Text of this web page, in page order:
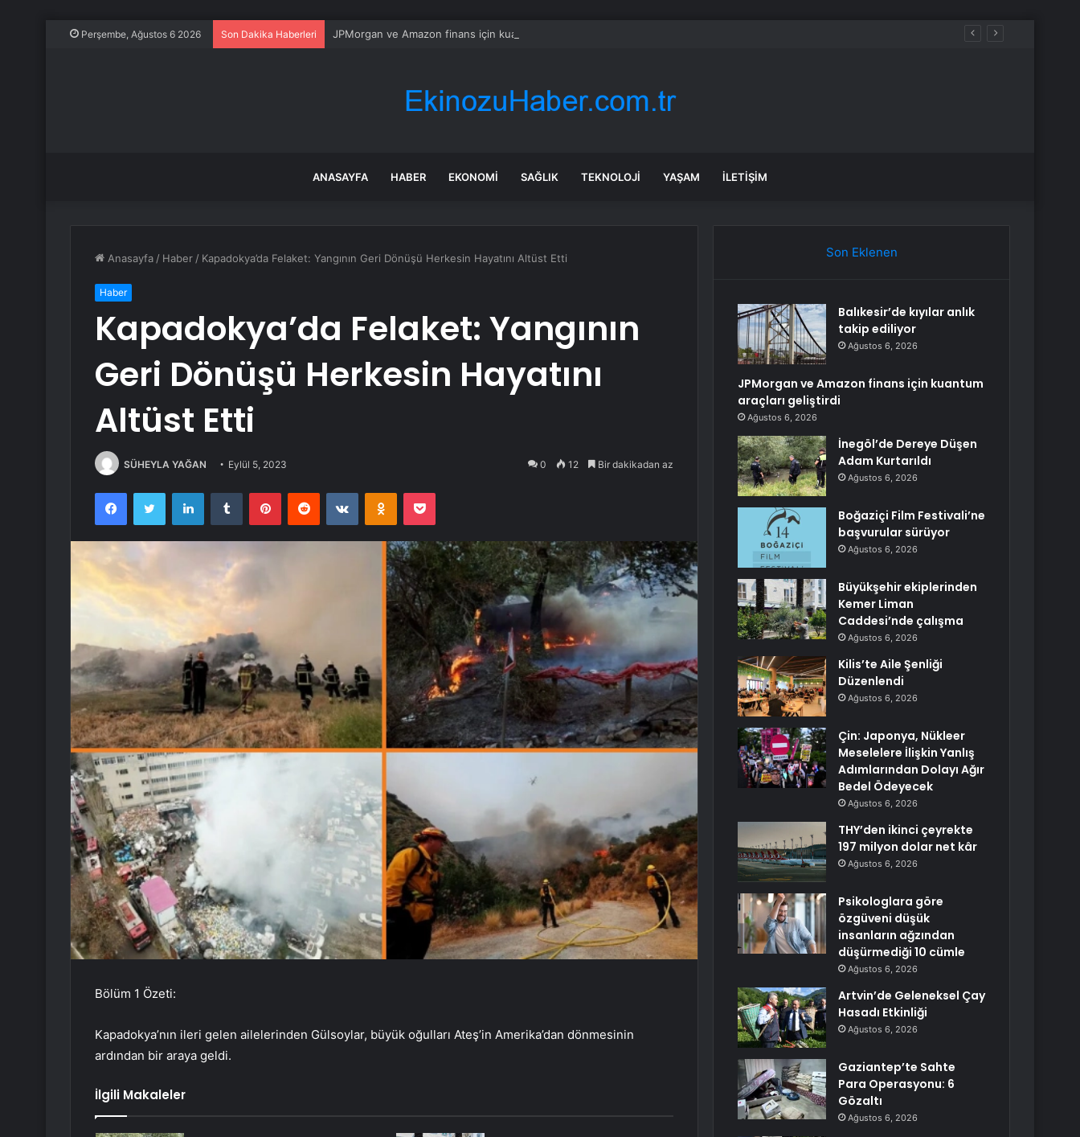
Perşembe, Ağustos 6 2026 Son Dakika Haberleri JPMorgan ve Amazon finans için kuantum araçları geliştirdi
ANASAYFA HABER EKONOMI SAĞLIK TEKNOLOJI YAŞAM İLETIŞIM
Anasayfa / Haber / Kapadokya’da Felaket: Yangının Geri Dönüşü Herkesin Hayatını Altüst Etti
Haber
Kapadokya’da Felaket: Yangının
Geri Dönüşü Herkesin Hayatını
Altüst Etti
SÜHEYLA YAĞAN Eylül 5, 2023 0 12 Bir dakikadan az
FacebookTwitter LinkedInTumblr PinterestReddit VKontakteOdnoklassniki
Pocket
Bölüm 1 Özeti:
Kapadokya’nın ileri gelen ailelerinden Gülsoylar, büyük oğulları Ateş’in Amerika’dan dönmesinin
ardından bir araya geldi.
İlgili Makaleler
Son Eklenen
Balıkesir’de kıyılar anlık
takip ediliyor
Ağustos 6, 2026
JPMorgan ve Amazon finans için kuantum
araçları geliştirdi
Ağustos 6, 2026
İnegöl’de Dereye Düşen
Adam Kurtarıldı
Ağustos 6, 2026
Boğaziçi Film Festivali’ne
başvurular sürüyor
Ağustos 6, 2026
Büyükşehir ekiplerinden
Kemer Liman
Caddesi’nde çalışma
Ağustos 6, 2026
Kilis’te Aile Şenliği
Düzenlendi
Ağustos 6, 2026
Çin: Japonya, Nükleer
Meselelere İlişkin Yanlış
Adımlarından Dolayı Ağır
Bedel Ödeyecek
Ağustos 6, 2026
THY’den ikinci çeyrekte
197 milyon dolar net kâr
Ağustos 6, 2026
Psikologlara göre
özgüveni düşük
insanların ağzından
düşürmediği 10 cümle
Ağustos 6, 2026
Artvin’de Geleneksel Çay
Hasadı Etkinliği
Ağustos 6, 2026
Gaziantep’te Sahte
Para Operasyonu: 6
Gözaltı
Ağustos 6, 2026